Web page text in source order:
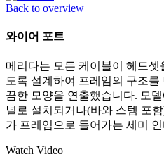
Back to overview
와이어 포트
메리다는 모든 케이블이 헤드
도록 설계하여 프레임의 구조
끔한 모양을 연출했습니다. 모
널로 설치되거나(바와 스템 포
가 프레임으로 들어가는 세미
Watch Video